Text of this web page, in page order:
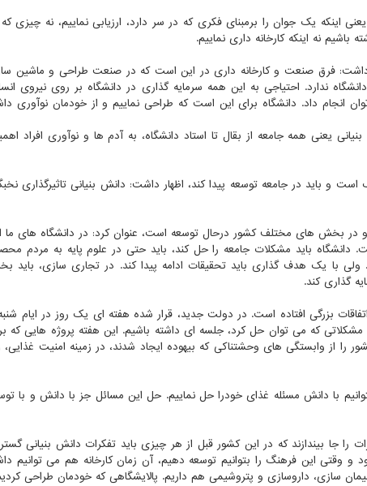
اینکه یک جوان را برمبنای فکری که در سر دارد، ارزیابی نماییم، نه چیزی
نه اینکه کارخانه داری نماییم.
داشت: فرق صنعت و کارخانه داری در این است که در صنعت طراحی و ماشین
ندارد. احتیاجی به این همه سرمایه گذاری در دانشگاه بر روی نیروی
انجام داد. دانشگاه برای این است که طراحی نماییم و از خودمان نوآوری
یعنی همه جامعه از بقال تا استاد دانشگاه، به آدم ها و نوآوری افراد
و باید در جامعه توسعه پیدا کند، اظهار داشت: دانش بنیانی تاثیرگذاری
در بخش های مختلف کشور درحال توسعه است، عنوان کرد: در دانشگاه های ما
دانشگاه باید مشکلات جامعه را حل کند، باید حتی در علوم پایه به مردم
طول بکشد، ایجاد شود. ولی با یک هدف گذاری باید تحقیقات ادامه پیدا کند. در تجاری سازی، باید
گذاری کند.
بزرگی افتاده است. در دولت جدید، قرار شده هفته ای یک روز در ایام
که می توان حل کرد، جلسه ای داشته باشیم. این هفته پروژه هایی که
را از وابستگی های وحشتناکی که بیهوده ایجاد شدند، در زمینه امنیت غذایی،
با دانش مسئله غذای خودرا حل نماییم. حل این مسائل جز با دانش و با
را جا بیندازند که در این کشور قبل از هر چیزی باید تفکرات دانش بنیانی
و وقتی این فرهنگ را بتوانیم توسعه دهیم، آن زمان کارخانه هم می توانیم
سازی، داروسازی و پتروشیمی هم داریم. پالایشگاهی که خودمان طراحی